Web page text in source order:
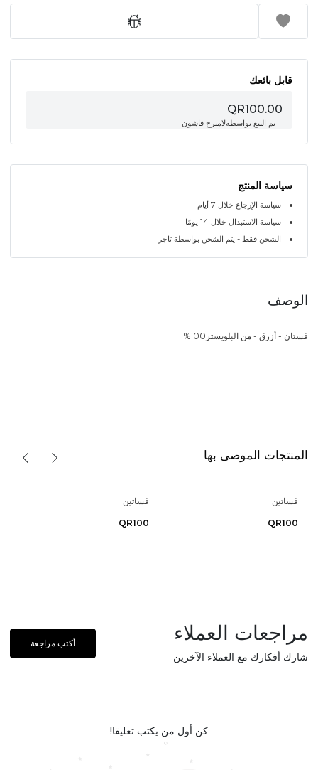
قابل بائعك
QR100.00
تم البيع بواسطةلاميرج فاشون
سياسة المنتج
سياسة الإرجاع خلال 7 أيام
سياسة الاستبدال خلال 14 يومًا
الشحن فقط - يتم الشحن بواسطة تاجر
الوصف
فستان - أزرق - من البلويستر100%
المنتجات الموصى بها
فساتين
QR100
فساتين
QR100
مراجعات العملاء
شارك أفكارك مع العملاء الآخرين
أكتب مراجعة
كن أول من يكتب تعليقا!